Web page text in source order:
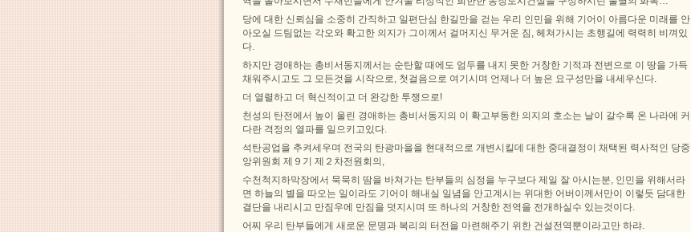
당에 대한 신뢰심을 소중히 간직하고 일편단심 한길만을 걷는 우리 인민을 위해 기어이 아름다운 미래를 안
아오실 드팀없는 각오와 확고한 의지가 그이께서 걸머지신 무거운 짐, 헤쳐가시는 초행길에 력력히 비껴있
다.
하지만 경애하는 총비서동지께서는 순탄할 때에도 엄두를 내지 못한 거창한 기적과 전변으로 이 땅을 가득
채워주시고도 그 모든것을 시작으로, 첫걸음으로 여기시며 언제나 더 높은 요구성만을 내세우신다.
더 열렬하고 더 혁신적이고 더 완강한 투쟁으로!
천성의 탄전에서 높이 울린 경애하는 총비서동지의 이 확고부동한 의지의 호소는 날이 갈수록 온 나라에 커
다란 격정의 열파를 일으키고있다.
석탄공업을 추켜세우며 전국의 탄광마을을 현대적으로 개변시킬데 대한 중대결정이 채택된 력사적인 당중
앙위원회 제９기 제２차전원회의,
수천척지하막장에서 묵묵히 땀을 바쳐가는 탄부들의 심정을 누구보다 제일 잘 아시는분, 인민을 위해서라
면 하늘의 별을 따오는 일이라도 기어이 해내실 일념을 안고계시는 위대한 어버이께서만이 이렇듯 담대한
결단을 내리시고 만짐우에 만짐을 덧지시며 또 하나의 거창한 전역을 전개하실수 있는것이다.
어찌 우리 탄부들에게 새로운 문명과 복리의 터전을 마련해주기 위한 건설전역뿐이라고만 하랴.